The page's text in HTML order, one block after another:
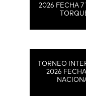
2026 FECHA 7
TORNEO
2026